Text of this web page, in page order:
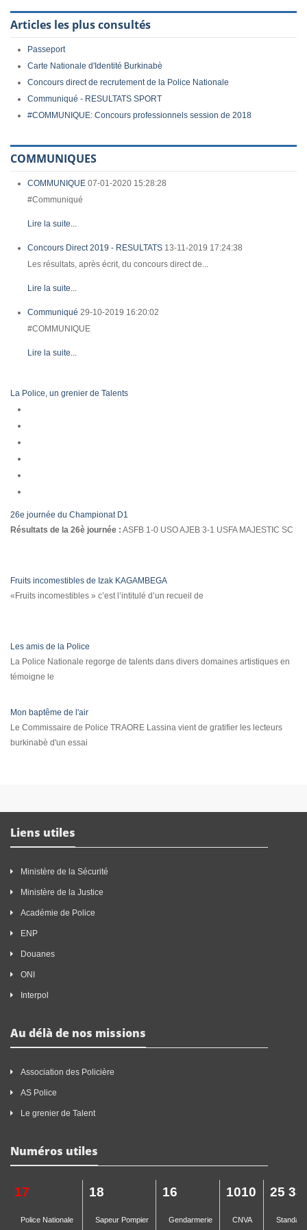
Articles les plus consultés
Passeport
Carte Nationale d'Identité Burkinabè
Concours direct de recrutement de la Police Nationale
Communiqué - RESULTATS SPORT
#COMMUNIQUE: Concours professionnels session de 2018
COMMUNIQUES
COMMUNIQUE 07-01-2020 15:28:28
#Communiqué
Lire la suite...
Concours Direct 2019 - RESULTATS 13-11-2019 17:24:38
Les résultats, après écrit, du concours direct de...
Lire la suite...
Communiqué 29-10-2019 16:20:02
#COMMUNIQUE
Lire la suite...
La Police, un grenier de Talents
26e journée du Championat D1
Résultats de la 26è journée : ASFB 1-0 USO AJEB 3-1 USFA MAJESTIC SC
Fruits incomestibles de Izak KAGAMBEGA
«Fruits incomestibles » c’est l’intitulé d’un recueil de
Les amis de la Police
La Police Nationale regorge de talents dans divers domaines artistiques en
témoigne le
Mon baptême de l'air
Le Commissaire de Police TRAORE Lassina vient de gratifier les lecteurs
burkinabè d'un essai
Liens utiles
Ministère de la Sécurité
Ministère de la Justice
Académie de Police
ENP
Douanes
ONI
Interpol
Au délà de nos missions
Association des Policière
AS Police
Le grenier de Talent
Numéros utiles
17
Police Nationale
18
Sapeur Pompier
16
Gendarmerie
1010
CNVA
25 33